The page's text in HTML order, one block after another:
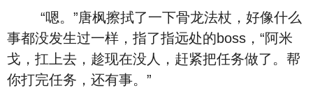
“嗯。”唐枫擦拭了一下骨龙法杖，好像什么
事都没发生过一样，指了指远处的boss，“阿米
戈，扛上去，趁现在没人，赶紧把任务做了。帮
你打完任务，还有事。”